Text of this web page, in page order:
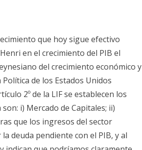
que hoy sigue efectivo
en el crecimiento del PIB el
del crecimiento económico y
de los Estados Unidos
2º de la LIF se establecen los
i) Mercado de Capitales; ii)
que los ingresos del sector
deuda pendiente con el PIB, y al